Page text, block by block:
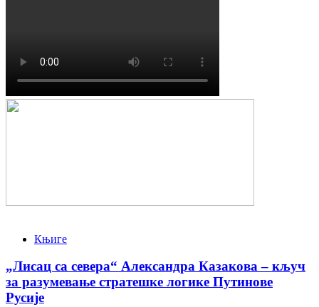
Књиге
„Лисац са севера“ Александра Казакова – кључ
за разумевање стратешке логике Путинове
Русије